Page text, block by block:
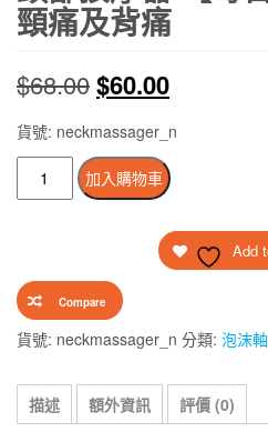
頸痛及背痛
$68.00原
始
價
$68.00。
$60.00目
前
價
$60.00。
貨號: neckmassager_n
部
器
【每
日
分
鐘】
加入購物車
Add
Compare
貨號: neckmassager_n 分類: 泡沫軸
描述 額外資訊 評價 (0)